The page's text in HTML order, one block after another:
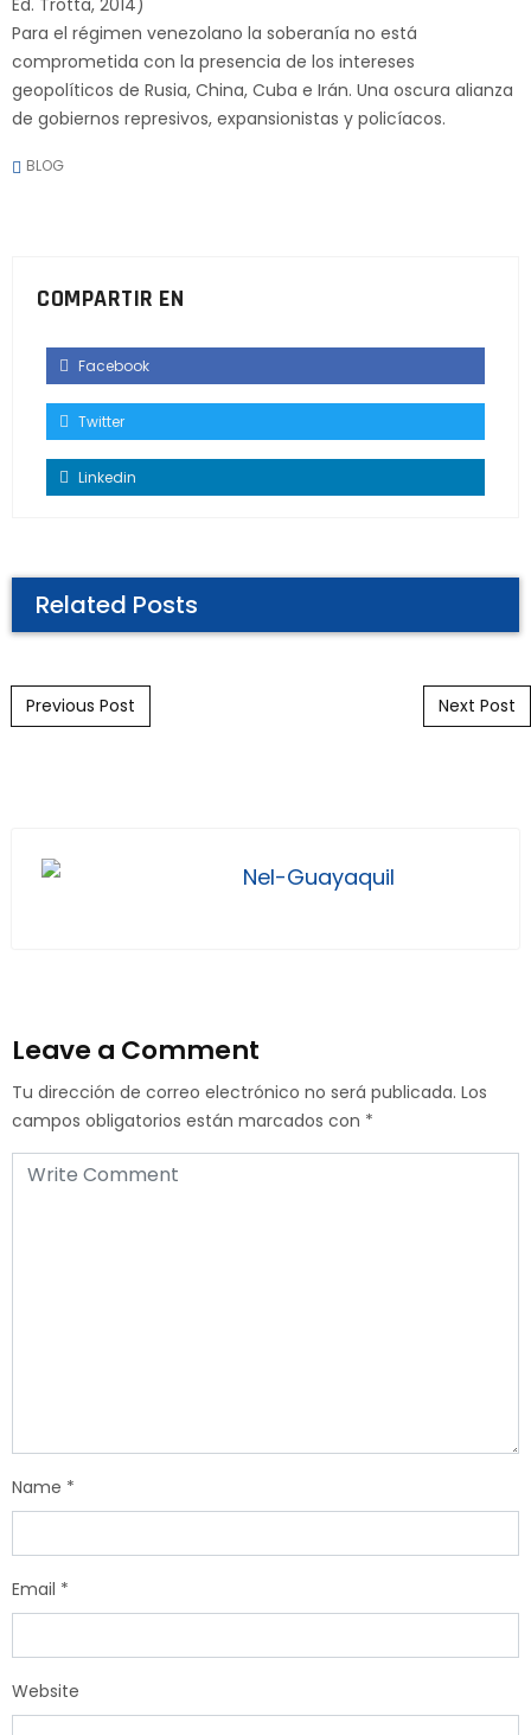
Ed. Trotta, 2014)
Para el régimen venezolano la soberanía no está
comprometida con la presencia de los intereses
geopolíticos de Rusia, China, Cuba e Irán. Una oscura alianza
de gobiernos represivos, expansionistas y policíacos.
BLOG
COMPARTIR EN
Facebook
Twitter
Linkedin
Related Posts
Post navigation
Previous Post Next Post
Nel-Guayaquil
Leave a Comment
Tu dirección de correo electrónico no será publicada. Los
campos obligatorios están marcados con *
Name *
Email *
Website